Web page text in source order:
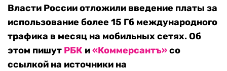
Власти России отложили введение платы за
использование более 15 Гб международного
трафика в месяц на мобильных сетях. Об
этом пишут РБК и«Коммерсантъ»со
ссылкой на источники на